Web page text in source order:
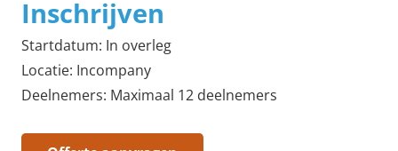
Inschrijven
Startdatum: In overleg
Locatie: Incompany
Deelnemers: Maximaal 12 deelnemers